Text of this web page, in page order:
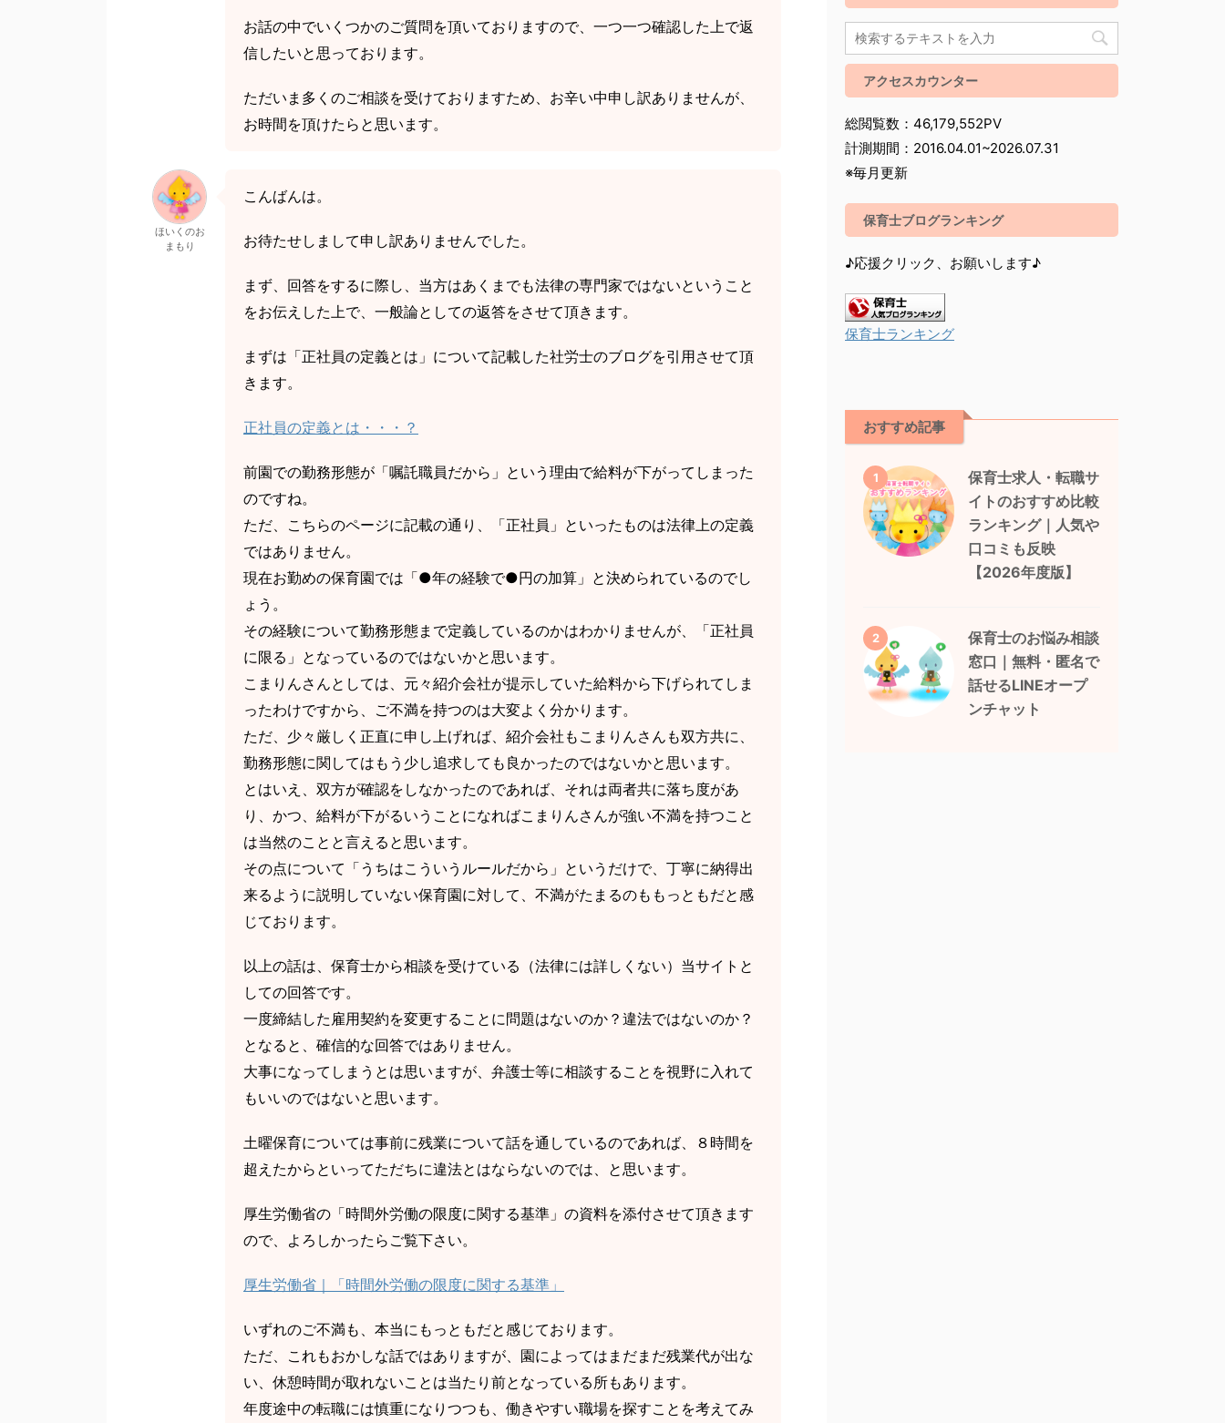
お話の中でいくつかのご質問を頂いておりますので、一つ一つ確認した上で返
信したいと思っております。
ただいま多くのご相談を受けておりますため、お辛い中申し訳ありませんが、
お時間を頂けたらと思います。
ほいくのお
まもり
こんばんは。
お待たせしまして申し訳ありませんでした。
まず、回答をするに際し、当方はあくまでも法律の専門家ではないということ
をお伝えした上で、一般論としての返答をさせて頂きます。
まずは「正社員の定義とは」について記載した社労士のブログを引用させて頂
きます。
正社員の定義とは・・・？
前園での勤務形態が「嘱託職員だから」という理由で給料が下がってしまった
のですね。
ただ、こちらのページに記載の通り、「正社員」といったものは法律上の定義
ではありません。
現在お勤めの保育園では「●年の経験で●円の加算」と決められているのでし
ょう。
その経験について勤務形態まで定義しているのかはわかりませんが、「正社員
に限る」となっているのではないかと思います。
こまりんさんとしては、元々紹介会社が提示していた給料から下げられてしま
ったわけですから、ご不満を持つのは大変よく分かります。
ただ、少々厳しく正直に申し上げれば、紹介会社もこまりんさんも双方共に、
勤務形態に関してはもう少し追求しても良かったのではないかと思います。
とはいえ、双方が確認をしなかったのであれば、それは両者共に落ち度があ
り、かつ、給料が下がるいうことになればこまりんさんが強い不満を持つこと
は当然のことと言えると思います。
その点について「うちはこういうルールだから」というだけで、丁寧に納得出
来るように説明していない保育園に対して、不満がたまるのももっともだと感
じております。
以上の話は、保育士から相談を受けている（法律には詳しくない）当サイトと
しての回答です。
一度締結した雇用契約を変更することに問題はないのか？違法ではないのか？
となると、確信的な回答ではありません。
大事になってしまうとは思いますが、弁護士等に相談することを視野に入れて
もいいのではないと思います。
土曜保育については事前に残業について話を通しているのであれば、８時間を
超えたからといってただちに違法とはならないのでは、と思います。
厚生労働省の「時間外労働の限度に関する基準」の資料を添付させて頂きます
ので、よろしかったらご覧下さい。
厚生労働省｜「時間外労働の限度に関する基準」
いずれのご不満も、本当にもっともだと感じております。
ただ、これもおかしな話ではありますが、園によってはまだまだ残業代が出な
い、休憩時間が取れないことは当たり前となっている所もあります。
年度途中の転職には慎重になりつつも、働きやすい職場を探すことを考えてみ
アクセスカウンター
総閲覧数：46,179,552PV
計測期間：2016.04.01~2026.07.31
※毎月更新
保育士ブログランキング
♪応援クリック、お願いします♪
保育士ランキング
おすすめ記事
1
保育士求人・転職サ
イトのおすすめ比較
ランキング｜人気や
口コミも反映
【2026年度版】
2
保育士のお悩み相談
窓口｜無料・匿名で
話せるLINEオープ
ンチャット